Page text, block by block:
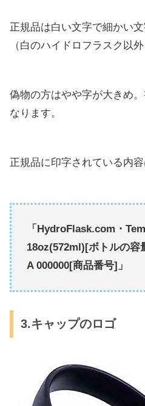
正規品は白い文字で細かい
（白のハイドロフラスク以外
偽物の方はやや字が大きめ
なります。
正規品に印字されている内容
「HydroFlask.com・
18oz(572ml)[ボトルの容
A 000000[商品番号]」
3.キャップのロゴ